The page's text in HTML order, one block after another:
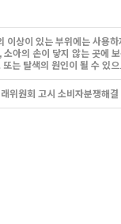
이상이 있는 부위에는 사용
아의 손이 닿지 않는 곳에
는 탈색의 원인이 될 수 있
위원회 고시 소비자분쟁해